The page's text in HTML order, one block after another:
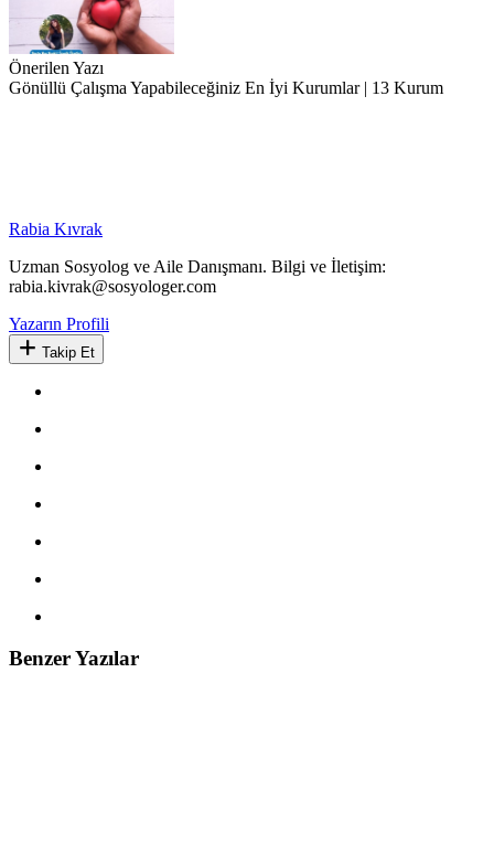
Önerilen Yazı
Gönüllü Çalışma Yapabileceğiniz En İyi Kurumlar | 13 Kurum
Rabia Kıvrak
Uzman Sosyolog ve Aile Danışmanı. Bilgi ve İletişim:
rabia.kivrak@sosyologer.com
Yazarın Profili
Takip Et
Benzer Yazılar